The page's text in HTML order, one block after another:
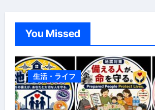
You Missed
生活・ライフ